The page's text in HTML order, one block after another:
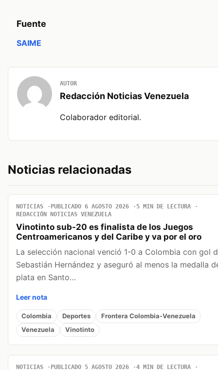
Fuente
SAIME
AUTOR
Redacción Noticias Venezuela
Colaborador editorial.
Noticias relacionadas
NOTICIAS PUBLICADO 6 AGOSTO 2026
5 MIN DE LECTURA
REDACCIÓN NOTICIAS VENEZUELA
Vinotinto sub-20 es finalista de los Juegos
Centroamericanos y del Caribe y va por el oro
La selección nacional venció 1-0 a Colombia con gol
Sebastián Hernández y aseguró al menos la medalla
plata en Santo…
Leer nota
Colombia Deportes
Frontera Colombia-Venezuela
Venezuela
Vinotinto
NOTICIAS PUBLICADO 5 AGOSTO 2026 4 MIN DE LECTURA